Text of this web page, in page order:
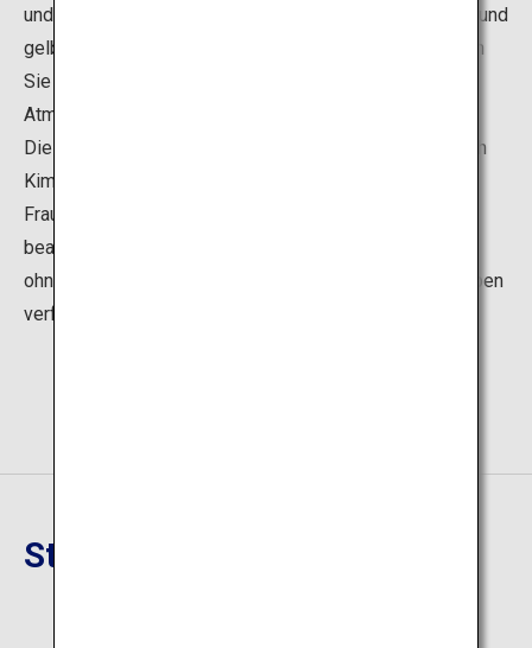
und weißen Kirschblüten bedeckt, im Herbst mit rotem und
gelbem Herbstlaub. Während des Spaziergangs können
Sie die Schönheit der Saison und die erhabene
Atmosphäre des Schreins genießen.
Die Gebühr beträgt 3.000 Yen pro Person (einschließlich
Kimono Verleih und Ankleidegebühren) für Männer und
Frauen, eine Vorausbuchung ist erforderlich. Bitte
beachten Sie, dass dieses Programm nicht für Männer
ohne Begleitung von Frauen oder für reine Männergruppen
verfügbar ist.
Standort